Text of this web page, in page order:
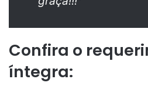
Confira o
íntegra: